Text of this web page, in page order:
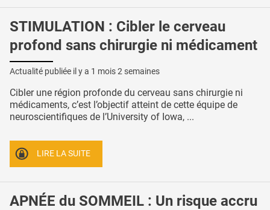
STIMULATION : Cibler le cerveau
profond sans chirurgie ni médicament
Actualité publiée il y a 1 mois 2 semaines
Cibler une région profonde du cerveau sans chirurgie ni
médicaments, c’est l’objectif atteint de cette équipe de
neuroscientifiques de l’University of Iowa, ...
LIRE LA SUITE
APNÉE du SOMMEIL : Un risque accru